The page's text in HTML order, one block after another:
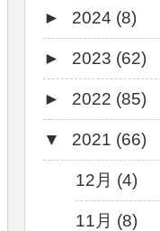
12月 (1)
6月 (1)
► 2024 (8)
8月 (1)
7月 (1)
5月 (2)
4月 (3)
3月 (1)
► 2023 (62)
9月 (1)
8月 (1)
7月 (8)
6月 (5)
► 2022 (85)
12月 (3)
10月 (1)
9月 (4)
▼ 2021 (66)
12月 (4)
11月 (8)